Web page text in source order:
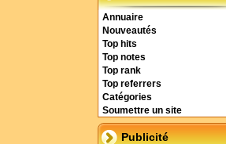
Annuaire
Nouveautés
Top hits
Top notes
Top rank
Top referrers
Catégories
Soumettre un site
Publicité